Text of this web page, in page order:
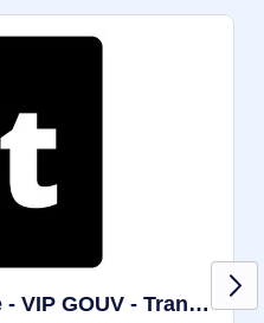
Adobe Stock - Equipe - VIP GOUV - Tranche 1 - Abo 1 an